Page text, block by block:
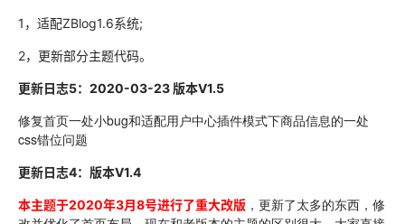
1，适配ZBlog1.6系统;
2，更新部分主题代码。
更新日志5：2020-03-23 版本V1.5
修复首页一处小bug和适配用户中心插件模式下商品信息的一处
css错位问题
更新日志4： 版本V1.4
本主题于2020年3月8号进行了重大改版 ，更新了太多的东西，修